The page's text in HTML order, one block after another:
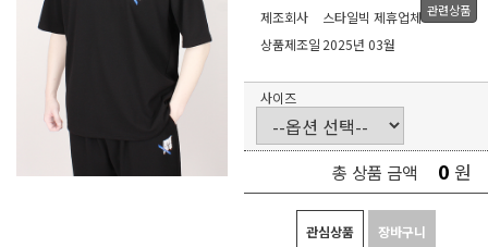
제조회사
스타일빅 제휴업체
상품제조일 2025년 03월
관련상품
사이즈
총 상품 금액 0 원
관심상품 장바구니